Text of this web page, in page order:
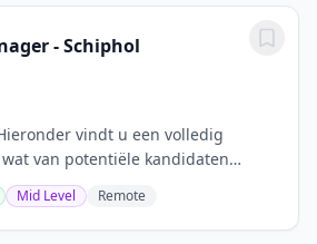
- Schiphol
vindt u een volledig
van potentiële kandidaten
hoe u kunt solliciteren. Veel
Manager zorg jij ervoor...
Mid Level Remote